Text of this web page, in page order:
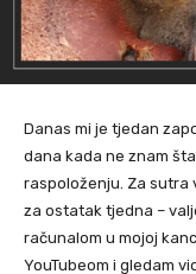
Danas mi je tjedan
dana kada ne znam
raspoloženju. Za sutra
za ostatak tjedna –
računalom u mojoj
YouTubeom i gledam